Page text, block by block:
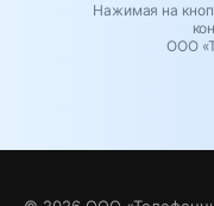
Нажимая на
ООО